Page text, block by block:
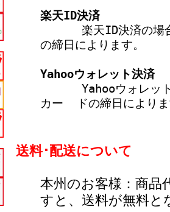
楽天ID決済
楽天ID決済の場合
の締日によります。
Yahooウォレット決済
Yahooウォレット決
カー ドの締日により
送料･配送について
本州のお客様：商
すと、送料が無料と